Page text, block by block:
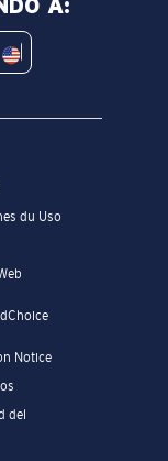
A:
du Uso
Notice
del